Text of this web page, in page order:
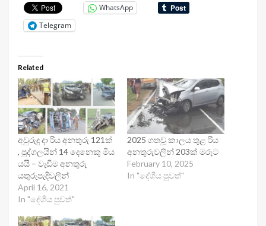
WhatsApp
Telegram
Related
අවුරුදු දා රිය අනතුරු 121ක්
, පුද්ගලයින් 14 දෙනෙකු මිය
යයි – වැඩිම අනතුරු
යතුරුපැදිවලින්
April 16, 2021
In "දේශීය පුවත්"
2025 ගතවූ කාලය තුළ රිය
අනතුරුවලින් 203ක් මරුට
February 10, 2025
In "දේශීය පුවත්"